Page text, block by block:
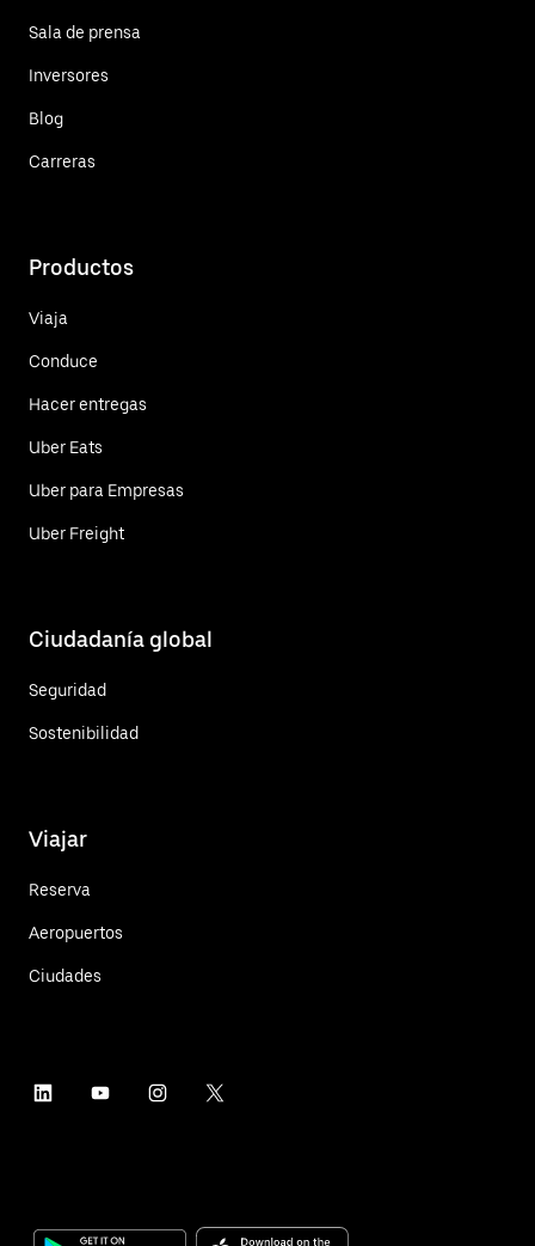
Sala de prensa
Inversores
Blog
Carreras
Productos
Viaja
Conduce
Hacer entregas
Uber Eats
Uber para Empresas
Uber Freight
Ciudadanía global
Seguridad
Sostenibilidad
Viajar
Reserva
Aeropuertos
Ciudades